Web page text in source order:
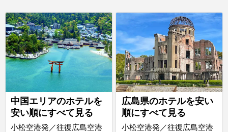
中国エリアのホテルを
安い順にすべて見る
小松空港発／往復広島空港
広島県のホテルを安い
順にすべて見る
小松空港発／往復広島空港